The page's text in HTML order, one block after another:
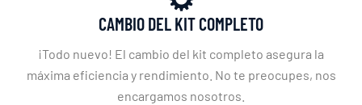
CAMBIO DEL KIT COMPLETO
¡Todo nuevo! El cambio del kit completo asegura la
máxima eficiencia y rendimiento. No te preocupes, nos
encargamos nosotros.